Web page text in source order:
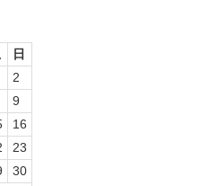
日
2
9
16
23
30